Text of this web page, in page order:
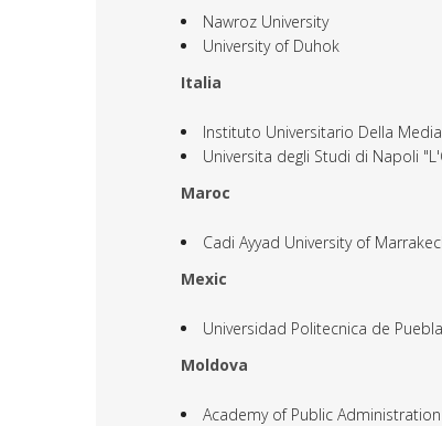
Nawroz University
University of Duhok
Italia
Instituto Universitario Della
Universita degli Studi di Napoli
Maroc
Cadi Ayyad University of
Mexic
Universidad Politecnica de Puebla
Moldova
Academy of Public Administration